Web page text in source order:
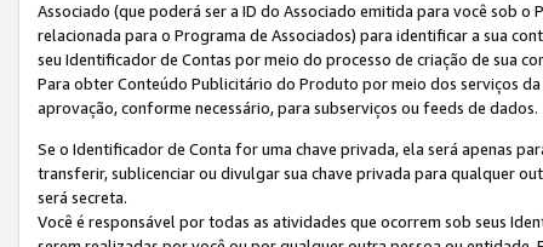
Associado (que poderá ser a ID do Associado emitida para você sob
relacionada para o Programa de Associados) para identificar a sua
seu Identificador de Contas por meio do processo de criação de sua
Para obter Conteúdo Publicitário do Produto por meio dos serviços
aprovação, conforme necessário, para subserviços ou feeds de dados.
Se o Identificador de Conta for uma chave privada, ela será apenas
transferir, sublicenciar ou divulgar sua chave privada para qualquer
será secreta.
Você é responsável por todas as atividades que ocorrem sob seus